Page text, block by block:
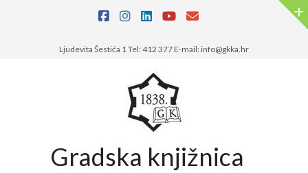
Ljudevita Šestića 1 Tel: 412 377 E-mail: info@gkka.hr
Gradska knjižnica